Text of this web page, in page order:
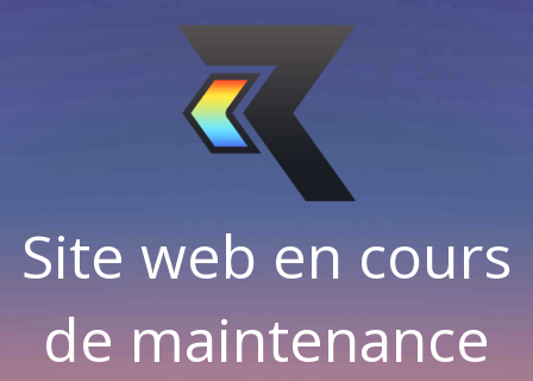
Site web en cours
de maintenance